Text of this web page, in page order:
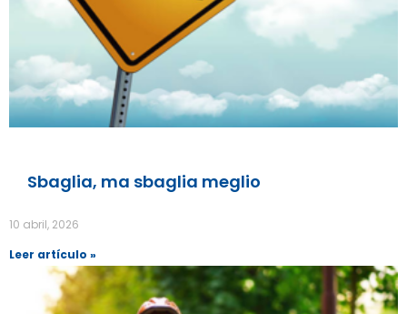
Sbaglia, ma sbaglia meglio
10 abril, 2026
Leer artículo »